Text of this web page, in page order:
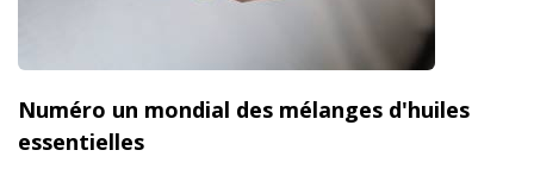
Numéro un mondial des mélanges d'huiles
essentielles